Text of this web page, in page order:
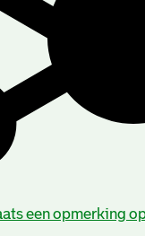
een opmerking